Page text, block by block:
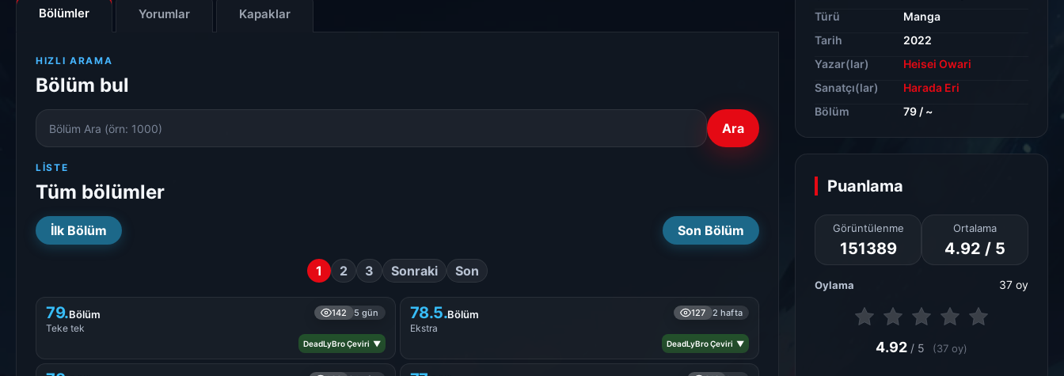
Bölümler Yorumlar Kapaklar
HIZLI ARAMA
Bölüm bul
Bölüm
Numarası
Ara
LISTE
Tüm bölümler
İlk Bölüm Son Bölüm
1 2 3 Sonraki Son
79.Bölüm 142 5 gün
Teke tek
DeadLyBro Çeviri ▼
78.5.Bölüm 127 2 hafta
Ekstra
DeadLyBro Çeviri ▼
Türü
Manga
Tarih
2022
Yazar(lar)
Heisei Owari
Sanatçı(lar)
Harada Eri
Bölüm
79 / ~
Puanlama
Görüntülenme
151389
Ortalama
4.92 / 5
Oylama 37 oy
4.92 / 5 (37 oy)